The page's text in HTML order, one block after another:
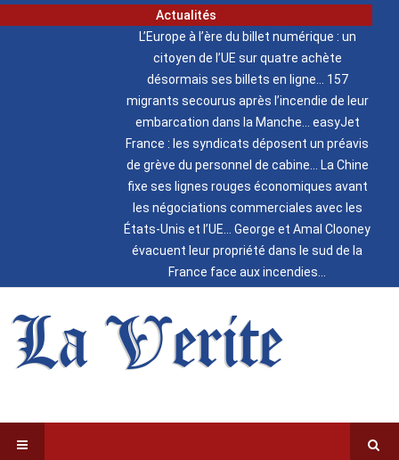
Actualités
L’Europe à l’ère du billet numérique : un
citoyen de l’UE sur quatre achète
désormais ses billets en ligne
157
migrants secourus après l’incendie de leur
embarcation dans la Manche
easyJet
France : les syndicats déposent un préavis
de grève du personnel de cabine
La Chine
fixe ses lignes rouges économiques avant
les négociations commerciales avec les
États-Unis et l’UE
George et Amal Clooney
évacuent leur propriété dans le sud de la
France face aux incendies
La Verite